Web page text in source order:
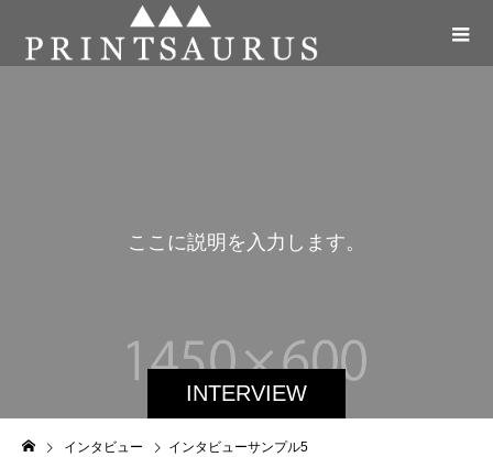
INTERVIEW
こ こ に説明 を 入 力 し ま す。
インタビュー インタビューサンプル5